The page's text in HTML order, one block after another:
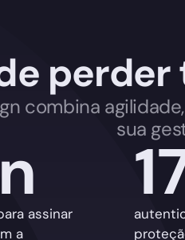
combina
sua
assinar
a